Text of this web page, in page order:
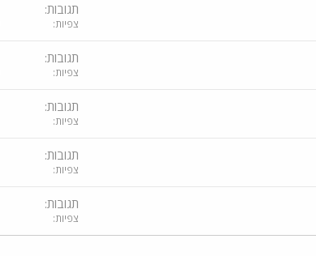
תגובות
צפיות
תגובות
צפיות
תגובות
צפיות
תגובות
צפיות
תגובות
צפיות